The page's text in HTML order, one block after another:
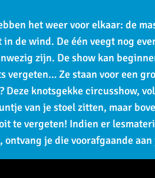
het weer voor elkaar: de
de wind. De één veegt nog
zijn. De show kan
vergeten… Ze staan voor een
Deze knotsgekke circusshow,
van je stoel zitten, maar
te vergeten! Indien er
je die voorafgaande aan